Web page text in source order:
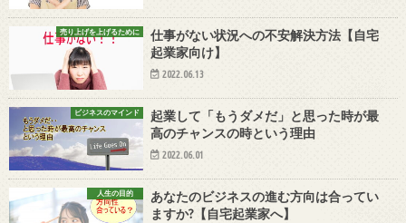
売り上げを上げるために
仕事がない状況への不安解決方法【自宅
起業家向け】
2022.06.13
ビジネスのマインド
起業して「もうダメだ」と思った時が最
高のチャンスの時という理由
2022.06.01
人生の目的
あなたのビジネスの進む方向は合ってい
ますか?【自宅起業家へ】